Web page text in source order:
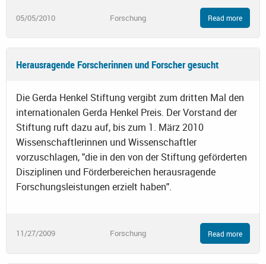
05/05/2010 Forschung Read more
Herausragende Forscherinnen und Forscher gesucht
Die Gerda Henkel Stiftung vergibt zum dritten Mal den
internationalen Gerda Henkel Preis. Der Vorstand der
Stiftung ruft dazu auf, bis zum 1. März 2010
Wissenschaftlerinnen und Wissenschaftler
vorzuschlagen, "die in den von der Stiftung geförderten
Disziplinen und Förderbereichen herausragende
Forschungsleistungen erzielt haben".
11/27/2009 Forschung Read more